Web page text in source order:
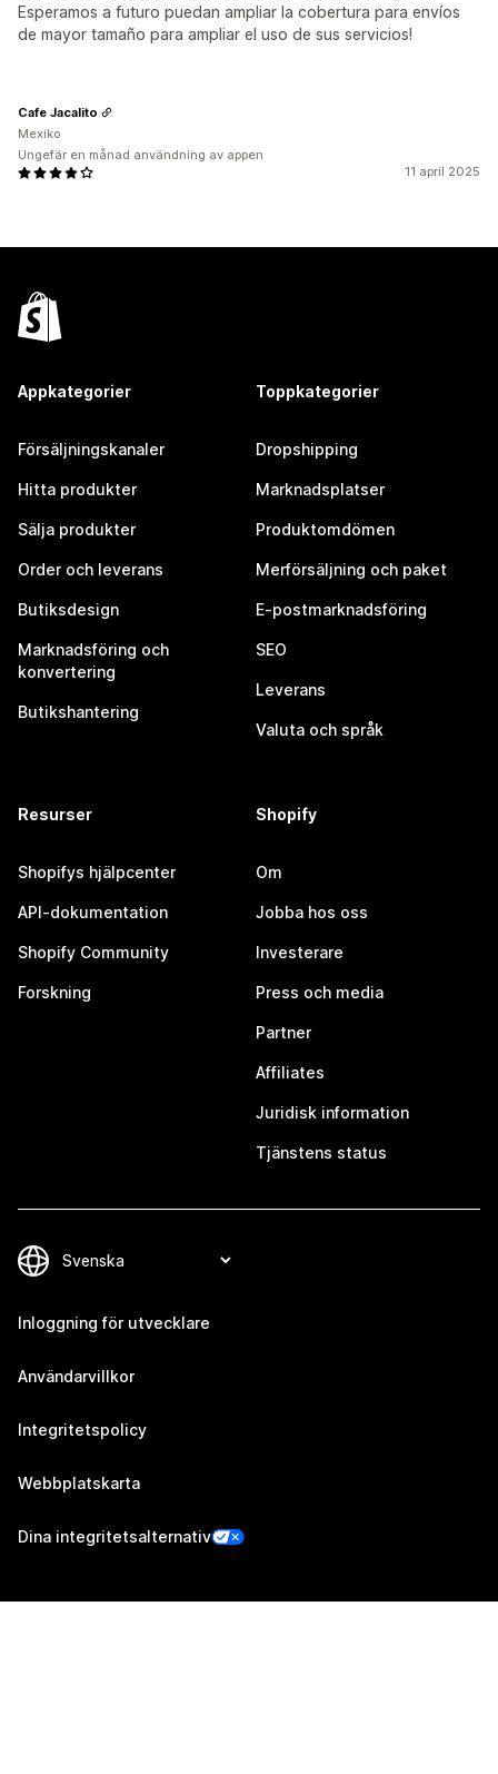
Esperamos a futuro puedan ampliar la cobertura para envíos
de mayor tamaño para ampliar el uso de sus servicios!
11 april 2025
Cafe Jacalito
Mexiko
Ungefär en månad användning av appen
Appkategorier
Försäljningskanaler
Hitta produkter
Sälja produkter
Order och leverans
Butiksdesign
Marknadsföring och
konvertering
Butikshantering
Toppkategorier
Dropshipping
Marknadsplatser
Produktomdömen
Merförsäljning och paket
E-postmarknadsföring
SEO
Leverans
Valuta och språk
Resurser
Shopifys hjälpcenter
API-dokumentation
Shopify Community
Forskning
Shopify
Om
Jobba hos oss
Investerare
Press och media
Partner
Affiliates
Juridisk information
Tjänstens status
Inloggning för utvecklare
Användarvillkor
Integritetspolicy
Webbplatskarta
Dina integritetsalternativ